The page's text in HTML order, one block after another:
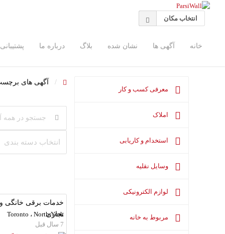
انتخاب مکان
خانه آگهی ها نشان شده بلاگ درباره ما
آگهی های
انتخاب دسته بندی
خدمات برقی خانگی و
تجاری
Toronto ، North York
7 سال قبل
معرفی کسب و کار
املاک
استخدام و کاریابی
وسایل نقلیه
لوازم الکترونیکی
مربوط به خانه